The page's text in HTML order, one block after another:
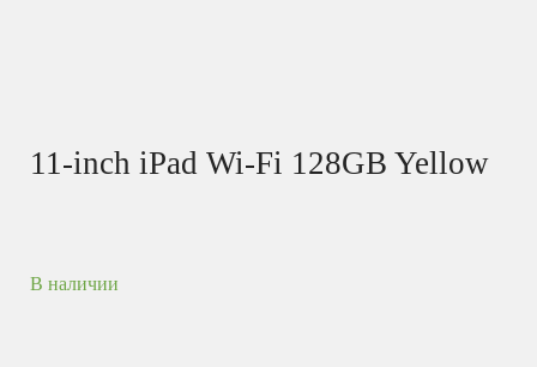
11-inch iPad Wi-Fi 128GB Yellow
В наличии